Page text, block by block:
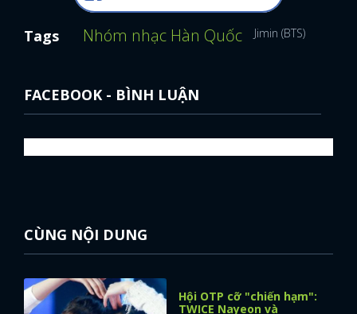
Tags Nhóm nhạc Hàn Quốc Jimin (BTS)
FACEBOOK - BÌNH LUẬN
CÙNG NỘI DUNG
Hội OTP cỡ "chiến hạm":
TWICE Nayeon và